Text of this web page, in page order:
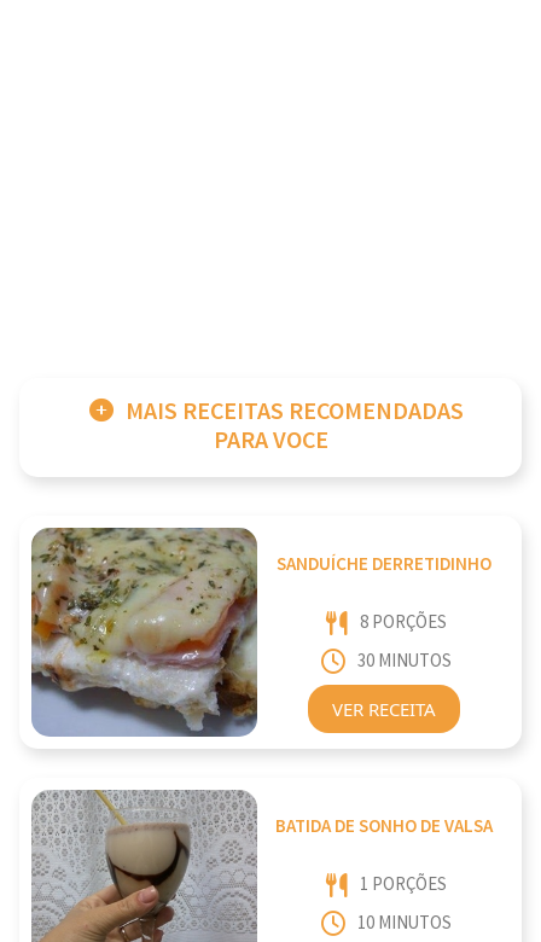
MAIS RECEITAS RECOMENDADAS
PARA VOCE
SANDUÍCHE DERRETIDINHO
8 PORÇÕES
30 MINUTOS
VER RECEITA
BATIDA DE SONHO DE VALSA
1 PORÇÕES
10 MINUTOS